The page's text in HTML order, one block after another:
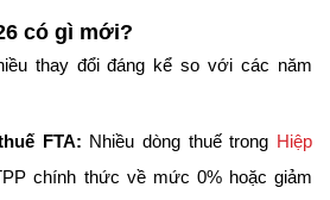
có gì mới?
thay đổi đáng kể so với các năm
FTA: Nhiều dòng thuế trong Hiệp
chính thức về mức 0% hoặc giảm